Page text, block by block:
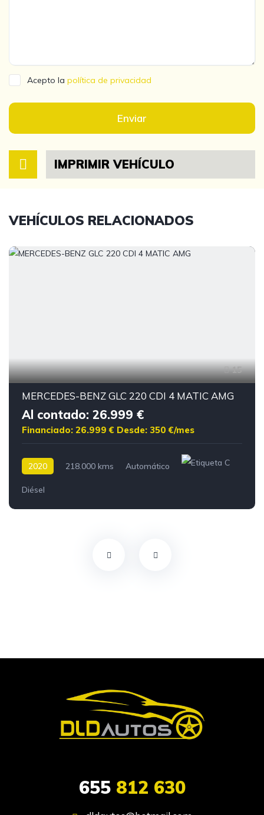
Acepto la política de privacidad
Enviar
IMPRIMIR VEHÍCULO
VEHÍCULOS RELACIONADOS
15
MERCEDES-BENZ GLC 220 CDI 4 MATIC AMG
Al contado: 26.999 €
Financiado: 26.999 € Desde: 350 €/mes
2020 218.000 kms Automático
Diésel
655812 630